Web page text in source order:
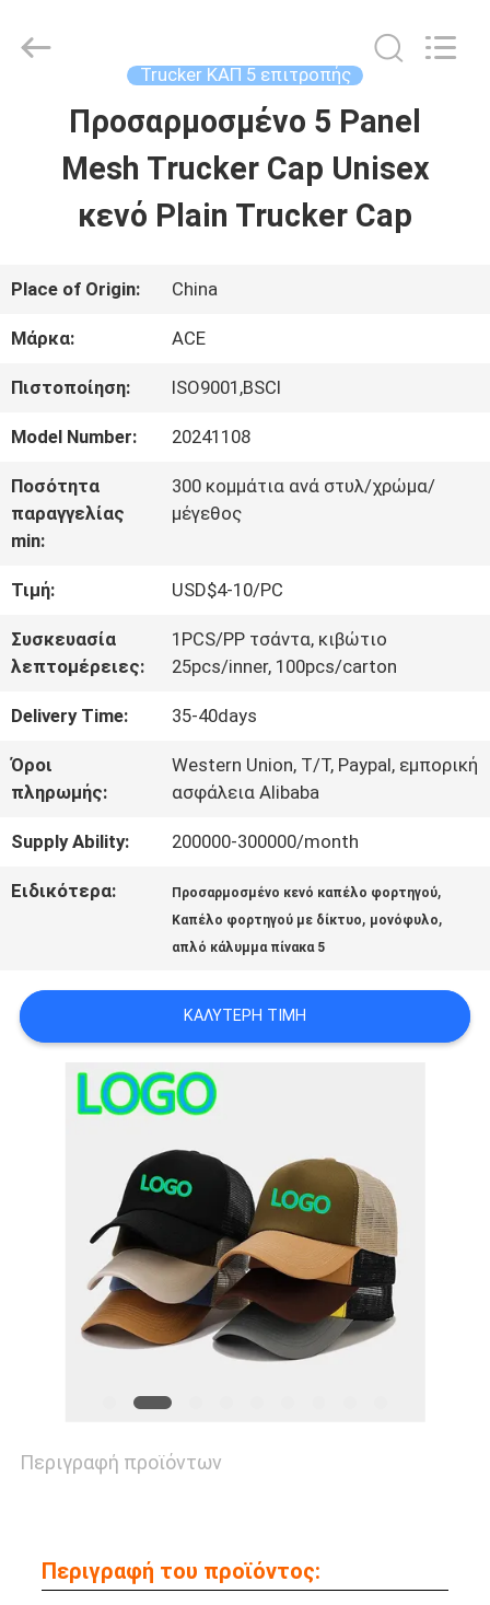
ΣΠΊΤΙ
ΠΡΟΪΌΝΤΑ
ΠΕΡΊΠΟΥ
ΕΜΕΊΣ
ΕΡΓΟΣΤΑΣΊΩΝ
ΠΟΙΟΤΙΚΌΣ
ΈΛΕΓΧΟΣ
ΜΑΣ
ΕΛΆΤΕ
ΣΕ
ΕΠΑΦΉ
ΜΕ
ΠΕΡΙΠΤΏΣΕΙΣ
SITEMAP
POLICY
Headwear
Trucker ΚΑΠ 5 επιτροπής
Προσαρμοσμένο 5 Panel
Mesh Trucker Cap Unisex
κενό Plain Trucker Cap
Place of Origin: China
Μάρκα: ACE
Πιστοποίηση: ISO9001,BSCI
Model Number: 20241108
Ποσότητα
παραγγελίας
min:
300 κομμάτια ανά στυλ/χρώμα/
μέγεθος
Τιμή: USD$4-10/PC
Συσκευασία
λεπτομέρειες:
1PCS/PP τσάντα, κιβώτιο
25pcs/inner, 100pcs/carton
Delivery Time: 35-40days
Όροι
πληρωμής:
Western Union, T/T, Paypal, εμπορική
ασφάλεια Alibaba
Supply Ability: 200000-300000/month
Ειδικότερα: Προσαρμοσμένο κενό καπέλο φορτηγού,
Καπέλο φορτηγού με δίκτυο, μονόφυλο,
απλό κάλυμμα πίνακα 5
ΚΑΛΎΤΕΡΗ ΤΙΜΉ
Περιγραφή προϊόντων
Περιγραφή του προϊόντος: